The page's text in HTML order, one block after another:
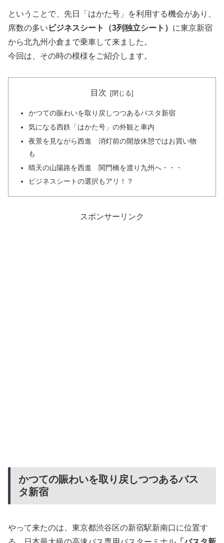
ということで、先日「はかた号」を利用する機会があり、
席数の多い ビジネスシート（3列独立シート） に東京新宿
から北九州小倉まで乗車して来ました。
今回は、その時の模様をご紹介します。
目次
かつての賑わいを取り戻しつつあるバスタ新宿
気になる西鉄「はかた号」の外観と車内
夜景を見ながら西進 消灯前の開放休憩ではお買い物
も
晴天の山陽路を西進 関門橋を渡り九州へ・・・
ビジネスシートの選択もアリ！？
スポンサーリンク
かつての賑わいを取り戻しつつあるバス
タ新宿
やって来たのは、東京都渋谷区の新宿駅新南口に位置す